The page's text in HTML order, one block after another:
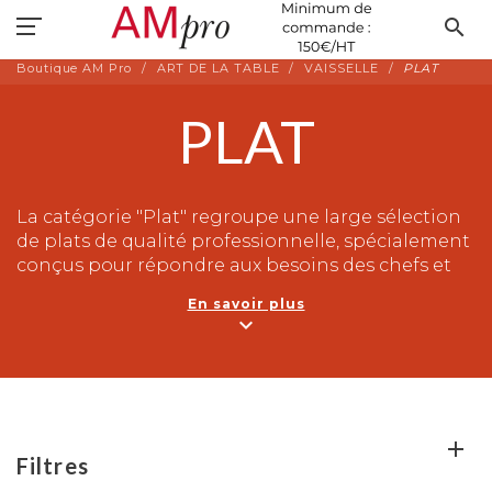
search
Boutique AM Pro ART DE LA TABLE VAISSELLE PLAT
PLAT
La catégorie "Plat" regroupe une large sélection
de plats de qualité professionnelle, spécialement
conçus pour répondre aux besoins des chefs et
récipients peu profonds, souvent en acier
répartition homogène de la chaleur, assurant
En savoir plus
expand_more
Filtres